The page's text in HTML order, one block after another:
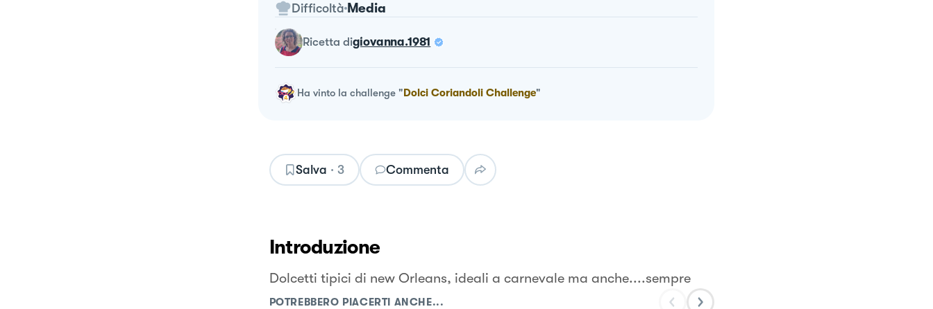
Difficoltà Media
ricetta digiovanna.1981
Ha vinto la challenge"Dolci Coriandoli Challenge"
Salva · 3 Commenta
Introduzione
Dolcetti tipici di new Orleans, ideali a carnevale ma anche....sempre
POTREBBERO PIACERTI ANCHE...